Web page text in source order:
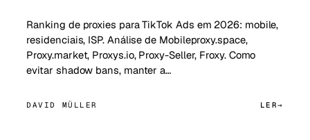
Ranking de proxies para TikTok Ads em 2026: mobile,
residenciais, ISP. Análise de Mobileproxy.space,
Proxy.market, Proxys.io, Proxy-Seller, Froxy. Como
evitar shadow bans, manter a…
DAVID MÜLLER LER